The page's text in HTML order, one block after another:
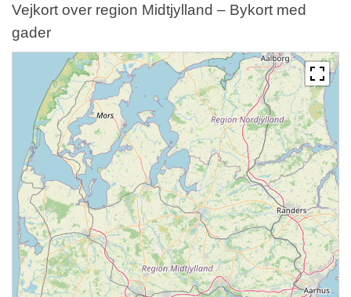
Vejkort over region Midtjylland – Bykort med
gader